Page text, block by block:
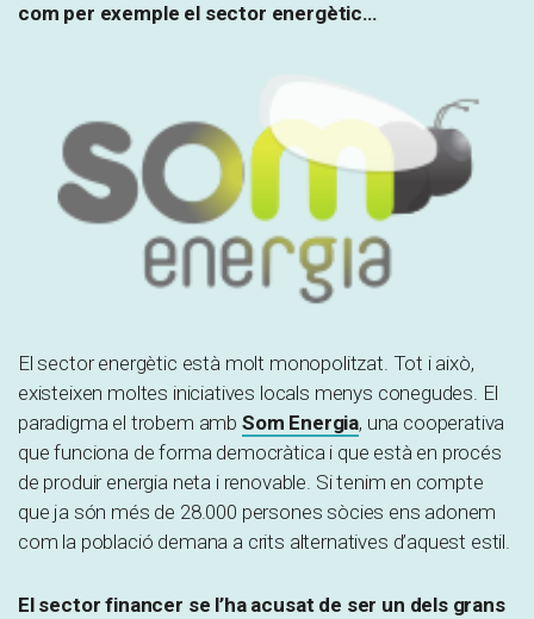
com per exemple el sector energètic…
El sector energètic està molt monopolitzat. Tot i això,
existeixen moltes iniciatives locals menys conegudes. El
paradigma el trobem amb Som Energia, una cooperativa
que funciona de forma democràtica i que està en procés
de produir energia neta i renovable. Si tenim en compte
que ja són més de 28.000 persones sòcies ens adonem
com la població demana a crits alternatives d’aquest estil.
El sector financer se l’ha acusat de ser un dels grans